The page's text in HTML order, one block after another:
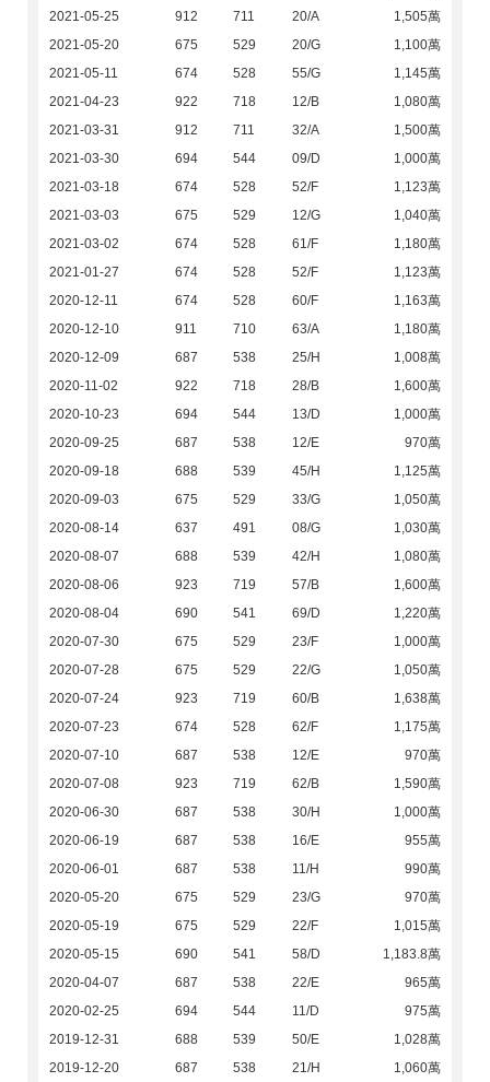
2021-05-25
912 711 20/A
1,505萬
2021-05-20
675 529 20/G
1,100萬
2021-05-11
674 528 55/G
1,145萬
2021-04-23
922 718 12/B
1,080萬
2021-03-31
912 711 32/A
1,500萬
2021-03-30
694 544 09/D
1,000萬
2021-03-18
674 528 52/F
1,123萬
2021-03-03
675 529 12/G
1,040萬
2021-03-02
674 528 61/F
1,180萬
2021-01-27
674 528 52/F
1,123萬
2020-12-11
674 528 60/F
1,163萬
2020-12-10
911 710 63/A
1,180萬
2020-12-09
687 538 25/H
1,008萬
2020-11-02
922 718 28/B
1,600萬
2020-10-23
694 544 13/D
1,000萬
2020-09-25
687 538 12/E
970萬
2020-09-18
688 539 45/H
1,125萬
2020-09-03
675 529 33/G
1,050萬
2020-08-14
637 491 08/G
1,030萬
2020-08-07
688 539 42/H
1,080萬
2020-08-06
923 719 57/B
1,600萬
2020-08-04
690 541 69/D
1,220萬
2020-07-30
675 529 23/F
1,000萬
2020-07-28
675 529 22/G
1,050萬
2020-07-24
923 719 60/B
1,638萬
2020-07-23
674 528 62/F
1,175萬
2020-07-10
687 538 12/E
970萬
2020-07-08
923 719 62/B
1,590萬
2020-06-30
687 538 30/H
1,000萬
2020-06-19
687 538 16/E
955萬
2020-06-01
687 538 11/H
990萬
2020-05-20
675 529 23/G
970萬
2020-05-19
675 529 22/F
1,015萬
2020-05-15
690 541 58/D
1,183.8萬
2020-04-07
687 538 22/E
965萬
2020-02-25
694 544 11/D
975萬
2019-12-31
688 539 50/E
1,028萬
2019-12-20
687 538 21/H
1,060萬